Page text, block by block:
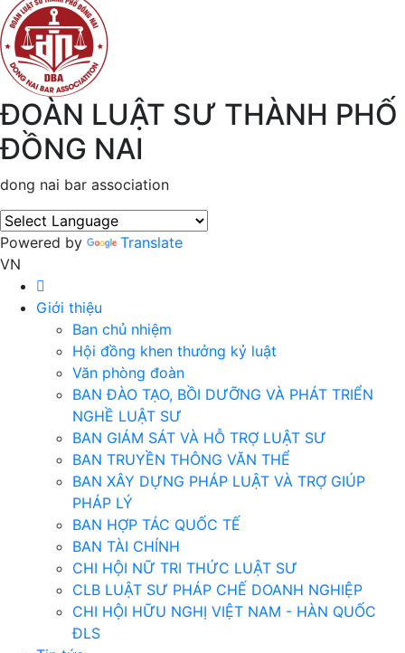
ĐOÀN LUẬT SƯ THÀNH PHỐ
ĐỒNG NAI
dong nai bar association
Powered by
Translate
VN
Giới thiệu
Ban chủ nhiệm
Hội đồng khen thưởng kỷ luật
Văn phòng đoàn
BAN ĐÀO TẠO, BỒI DƯỠNG VÀ PHÁT TRIỂN
NGHỀ LUẬT SƯ
BAN GIÁM SÁT VÀ HỖ TRỢ LUẬT SƯ
BAN TRUYỀN THÔNG VĂN THỂ
BAN XÂY DỰNG PHÁP LUẬT VÀ TRỢ GIÚP
PHÁP LÝ
BAN HỢP TÁC QUỐC TẾ
BAN TÀI CHÍNH
CHI HỘI NỮ TRI THỨC LUẬT SƯ
CLB LUẬT SƯ PHÁP CHẾ DOANH NGHIỆP
CHI HỘI HỮU NGHỊ VIỆT NAM - HÀN QUỐC
ĐLS